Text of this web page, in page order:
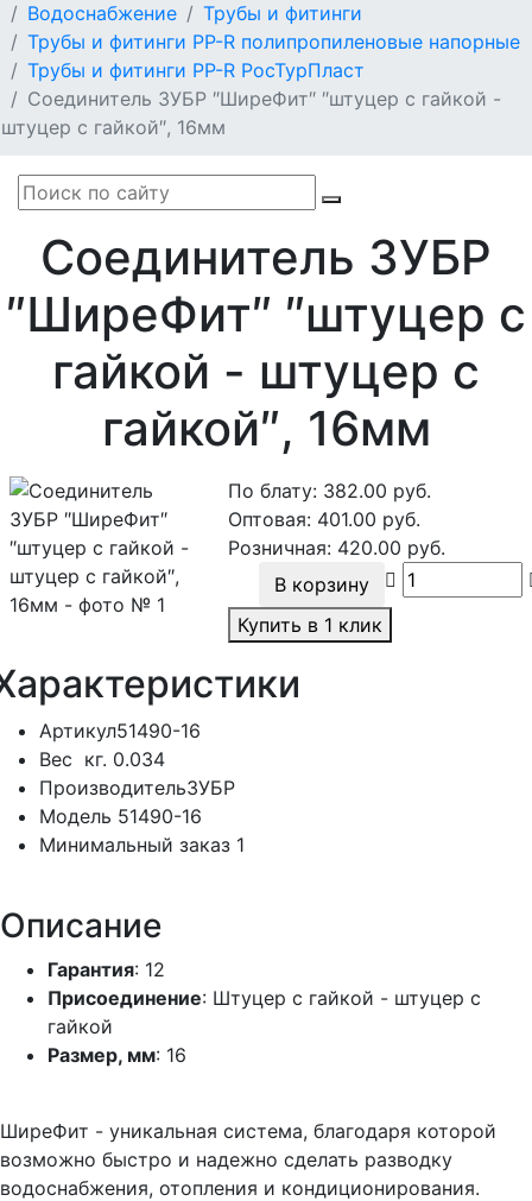
Водоснабжение
Трубы и фитинги
Трубы и фитинги PP-R полипропиленовые напорные
Трубы и фитинги PP-R РосТурПласт
Соединитель ЗУБР ″ШиреФит″ ″штуцер с гайкой -
штуцер с гайкой″, 16мм
Соединитель ЗУБР
″ШиреФит″ ″штуцер с
гайкой - штуцер с
гайкой″, 16мм
Артикул51490-16
Вес кг. 0.034
ПроизводительЗУБР
Модель 51490-16
Минимальный заказ 1
По блату: 382.00 руб.
Оптовая: 401.00 руб.
Розничная: 420.00 руб.
В корзину
Купить в 1 клик
Описание
Гарантия: 12
Присоединение: Штуцер с гайкой - штуцер с
гайкой
Размер, мм: 16
ШиреФит - уникальная система, благодаря которой
возможно быстро и надежно сделать разводку
водоснабжения, отопления и кондиционирования.